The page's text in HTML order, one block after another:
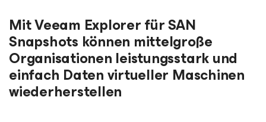
Mit Veeam Explorer für SAN
Snapshots können mittelgroße
Organisationen leistungsstark und
einfach Daten virtueller Maschinen
wiederherstellen